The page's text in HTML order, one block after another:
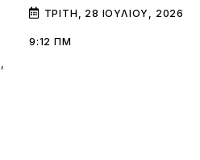
ΤΡΊΤΗ, 28 ΙΟΥΛΊΟΥ, 2026
9:12 ΠΜ